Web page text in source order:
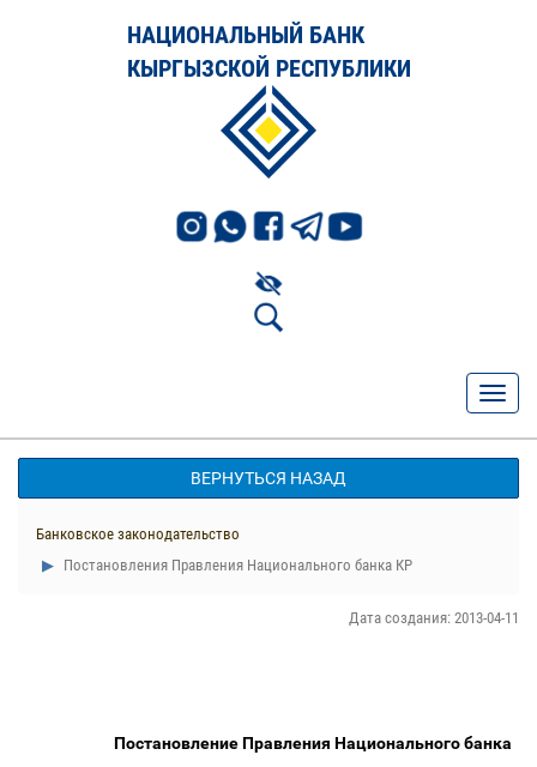
НАЦИОНАЛЬНЫЙ БАНК
КЫРГЫЗСКОЙ РЕСПУБЛИКИ
ВЕРНУТЬСЯ НАЗАД
Банковское законодательство
Постановления Правления Национального банка КР
Дата создания: 2013-04-11
Постановление Правления Национального банка